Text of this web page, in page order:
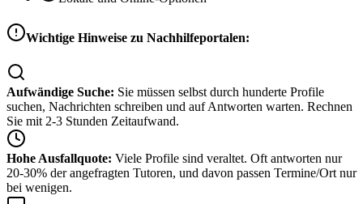
Wichtige Hinweise zu Nachhilfeportalen:
Aufwändige Suche: Sie müssen selbst durch hunderte Profile
suchen, Nachrichten schreiben und auf Antworten warten. Rechnen
Sie mit 2-3 Stunden Zeitaufwand.
Hohe Ausfallquote: Viele Profile sind veraltet. Oft antworten nur
20-30% der angefragten Tutoren, und davon passen Termine/Ort nur
bei wenigen.